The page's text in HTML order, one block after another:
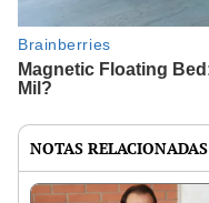
NOTAS RELACIONADAS